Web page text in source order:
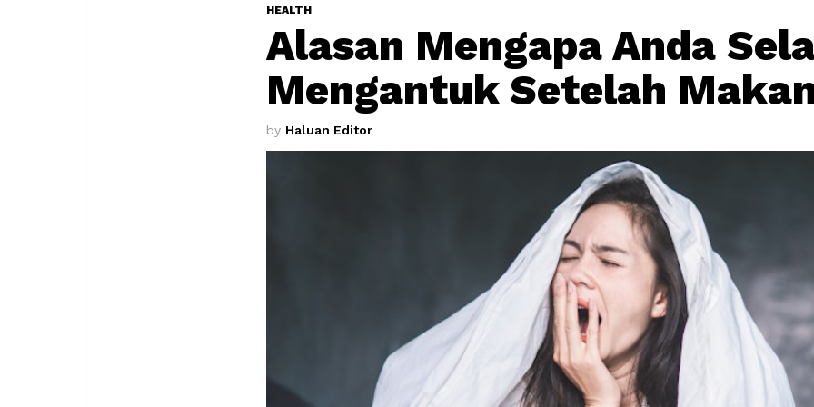
HEALTH
Alasan Mengapa Anda
Mengantuk Setelah
by Haluan Editor